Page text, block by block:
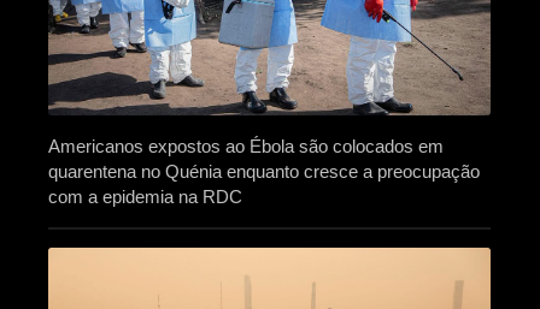
Americanos expostos ao Ébola são colocados em
quarentena no Quénia enquanto cresce a preocupação
com a epidemia na RDC